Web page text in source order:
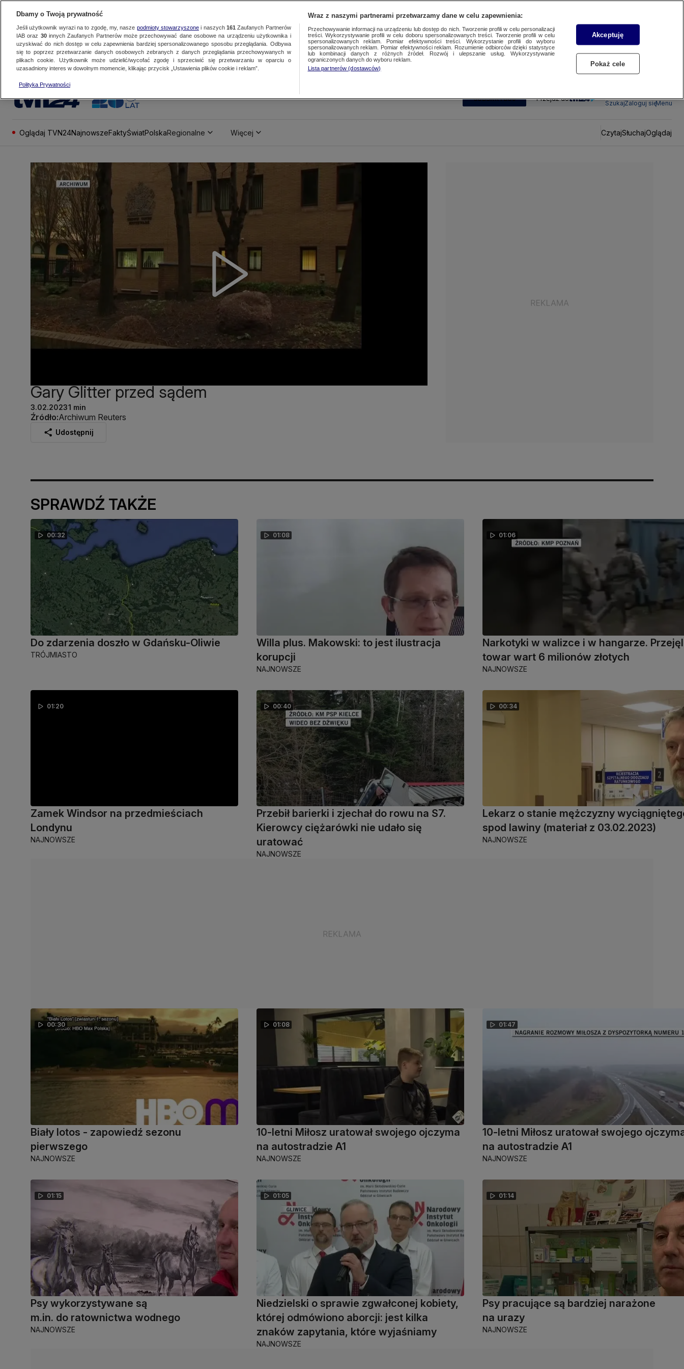
SUBSKRYBUJ Przejdź do
SzukajZaloguj sięMenu
Oglądaj TVN24NajnowszeFaktyŚwiatPolskaRegionalne Więcej CzytajSłuchajOglądaj
Gary Glitter przed sądem
3.02.20231 min
Źródło:Archiwum Reuters
Udostępnij
SPRAWDŹ TAKŻE
00:32
Do zdarzenia doszło w Gdańsku-Oliwie
TRÓJMIASTO
01:08
Willa plus. Makowski: to jest ilustracja
korupcji
NAJNOWSZE
01:06
Narkotyki w walizce i w hangarze.
towar wart 6 milionów złotych
NAJNOWSZE
01:20
Zamek Windsor na przedmieściach
Londynu
NAJNOWSZE
00:40
Przebił barierki i zjechał do rowu na S7.
Kierowcy ciężarówki nie udało się
uratować
NAJNOWSZE
00:34
Lekarz o stanie mężczyzny
spod lawiny (materiał z 03.02.2023)
NAJNOWSZE
00:30
Biały lotos - zapowiedź sezonu
pierwszego
NAJNOWSZE
01:08
10-letni Miłosz uratował swojego ojczyma
na autostradzie A1
NAJNOWSZE
01:47
10-letni Miłosz uratował swojego
na autostradzie A1
NAJNOWSZE
01:15
Psy wykorzystywane są
m.in. do ratownictwa wodnego
NAJNOWSZE
01:05
Niedzielski o sprawie zgwałconej kobiety,
której odmówiono aborcji: jest kilka
znaków zapytania, które wyjaśniamy
NAJNOWSZE
01:14
Psy pracujące są bardziej narażone
na urazy
NAJNOWSZE
Dbamy o Twoją prywatność
Jeśli użytkownik wyrazi na to zgodę, my, nasze podmioty stowarzyszonei naszych 161 Zaufanych Partnerów
IAB oraz 30innych Zaufanych Partnerów może przechowywać dane osobowe na urządzeniu użytkownika i
uzyskiwać do nich dostęp w celu zapewnienia bardziej spersonalizowanego sposobu przeglądania. Odbywa
się to poprzez przetwarzanie danych osobowych zebranych z danych przeglądania przechowywanych w
plikach cookie. Użytkownik może udzielić/wycofać zgodę i sprzeciwić się przetwarzaniu w oparciu o
uzasadniony interes w dowolnym momencie, klikając przycisk „Ustawienia plików cookie i reklam”.
Polityka Prywatności
Wraz z naszymi partnerami przetwarzamy dane w celu zapewnienia:
Przechowywanie informacji na urządzeniu lub dostęp do nich. Tworzenie profili w celu personalizacji
treści. Wykorzystywanie profili w celu doboru spersonalizowanych treści. Tworzenie profili w celu
spersonalizowanych reklam. Pomiar efektywności treści. Wykorzystanie profili do wyboru
spersonalizowanych reklam. Pomiar efektywności reklam. Rozumienie odbiorców dzięki statystyce
lub kombinacji danych z różnych źródeł. Rozwój i ulepszanie usług. Wykorzystywanie
ograniczonych danych do wyboru reklam.
Lista partnerów (dostawców)
Akceptuję
Pokaż cele